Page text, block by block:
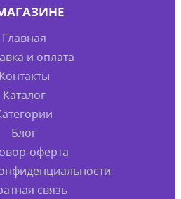
Главная
и оплата
Контакты
Каталог
Блог
оферта
связь